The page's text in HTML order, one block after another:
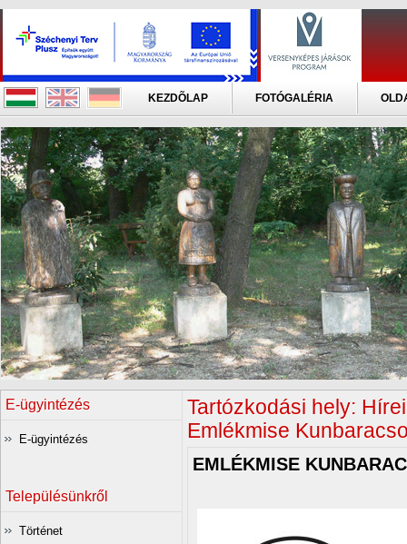
KEZDÕLAP FOTÓGALÉRIA
E-ügyintézés
E-ügyintézés
Településünkről
Történet
Tartózkodási hely:
Emlékmise
EMLÉKMISE